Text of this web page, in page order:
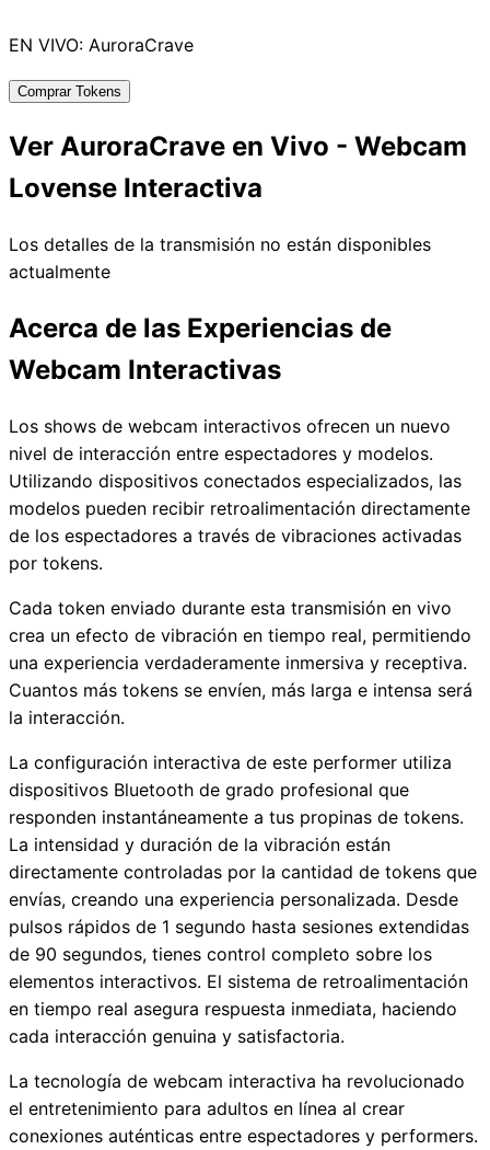
EN VIVO: AuroraCrave
Comprar Tokens
Ver AuroraCrave en Vivo - Webcam
Lovense Interactiva
Los detalles de la transmisión no están disponibles
actualmente
Acerca de las Experiencias de
Webcam Interactivas
Los shows de webcam interactivos ofrecen un nuevo
nivel de interacción entre espectadores y modelos.
Utilizando dispositivos conectados especializados, las
modelos pueden recibir retroalimentación directamente
de los espectadores a través de vibraciones activadas
por tokens.
Cada token enviado durante esta transmisión en vivo
crea un efecto de vibración en tiempo real, permitiendo
una experiencia verdaderamente inmersiva y receptiva.
Cuantos más tokens se envíen, más larga e intensa será
la interacción.
La configuración interactiva de este performer utiliza
dispositivos Bluetooth de grado profesional que
responden instantáneamente a tus propinas de tokens.
La intensidad y duración de la vibración están
directamente controladas por la cantidad de tokens que
envías, creando una experiencia personalizada. Desde
pulsos rápidos de 1 segundo hasta sesiones extendidas
de 90 segundos, tienes control completo sobre los
elementos interactivos. El sistema de retroalimentación
en tiempo real asegura respuesta inmediata, haciendo
cada interacción genuina y satisfactoria.
La tecnología de webcam interactiva ha revolucionado
el entretenimiento para adultos en línea al crear
conexiones auténticas entre espectadores y performers.